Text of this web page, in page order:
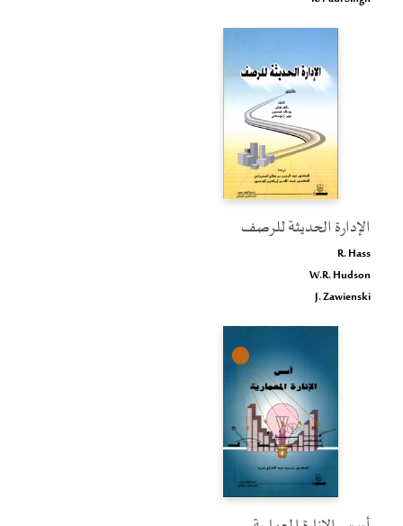
الإدارة الحديثة للرصف
R. Hass
W.R. Hudson
J. Zawienski